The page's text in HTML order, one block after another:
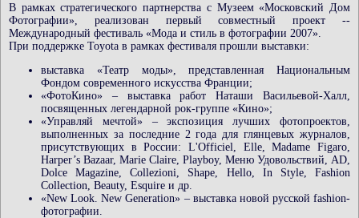
В рамках стратегического партнерства с Музеем «Московский Дом
Фотографии», реализован первый совместный проект --
Международный фестиваль «Мода и стиль в фотографии 2007».
При поддержке Toyota в рамках фестиваля прошли выставки:
выставка «Театр моды», представленная Национальным
Фондом современного искусства Франции;
«ФотоКино» – выставка работ Наташи Васильевой-Халл,
посвященных легендарной рок-группе «Кино»;
«Управляй мечтой» – экспозиция лучших фотопроектов,
выполненных за последние 2 года для глянцевых журналов,
присутствующих в России: L'Officiel, Elle, Madame Figaro,
Harper’s Bazaar, Marie Claire, Playboy, Меню Удовольствий, AD,
Dolce Magazine, Collezioni, Shape, Hello, In Style, Fashion
Collection, Beauty, Esquire и др.
«New Look. New Generation» – выставка новой русской fashion-
фотографии.